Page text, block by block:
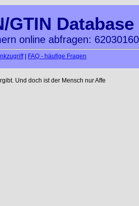
GTIN Database
online abfragen:
| FAQ - häufige Fragen
Und doch ist der Mensch nur Affe